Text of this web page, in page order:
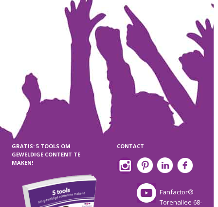
GRATIS: 5 TOOLS OM
GEWELDIGE CONTENT TE
MAKEN!
CONTACT
Fanfactor®
Torenallee 68-